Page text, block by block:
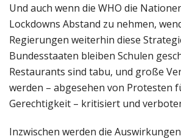
Und auch wenn die WHO die
Lockdowns Abstand zu nehmen,
Regierungen weiterhin diese
Bundesstaaten bleiben Schulen
Restaurants sind tabu, und große
werden – abgesehen von Protesten
Gerechtigkeit – kritisiert und
Inzwischen werden die